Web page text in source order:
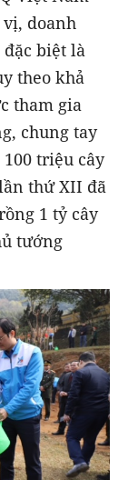
doanh
biệt là
theo khả
tham gia
chung tay
triệu cây
thứ XII đã
1 tỷ cây
tướng